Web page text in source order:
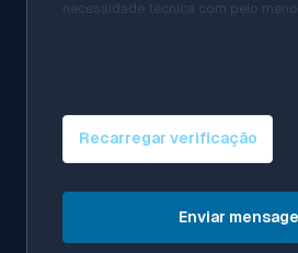
necessidade técnica com pelo
Recarregar verificação
Enviar